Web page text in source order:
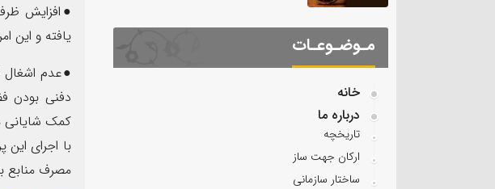
●افزایش
یافته و این
●عدم اشغال
دفنی بودن
کمک شایانی
با اجرای
مصرف منابع
مـوضـوعـات
خانه
درباره ما
تاریخچه
ارکان جهت ساز
ساختار سازمانی